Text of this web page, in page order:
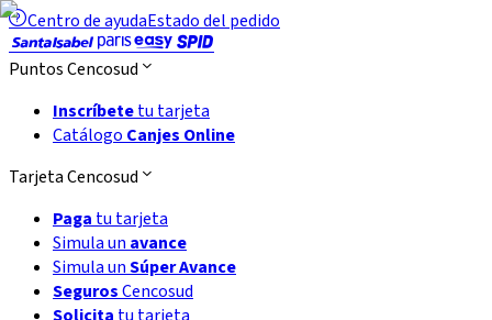
Centro de ayudaEstado del pedido
Puntos Cencosud
Inscríbetetu tarjeta
Catálogo Canjes Online
Tarjeta Cencosud
Paga tu tarjeta
Simula un avance
Simula unSúper Avance
SegurosCencosud